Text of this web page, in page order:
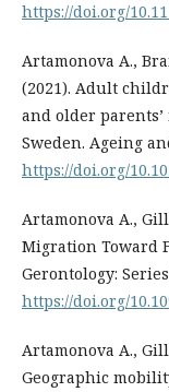
https://doi.org/
Artamonova A.,
(2021). Adult
and older
Sweden. Ageing
https://doi.org/
Artamonova A.,
Migration Toward
Gerontology:
https://doi.org/
Artamonova A.,
Geographic